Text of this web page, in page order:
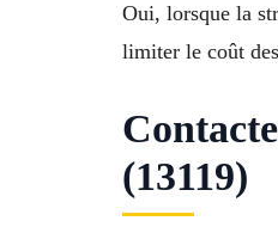
Oui, lorsque la
limiter le coût
(13119)